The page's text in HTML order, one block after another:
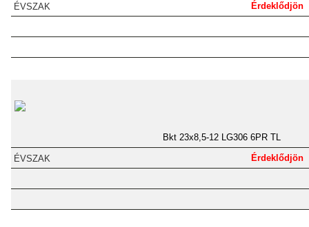
Érdeklődjön
Bkt 23x8,5-12 LG306 6PR TL
Érdeklődjön